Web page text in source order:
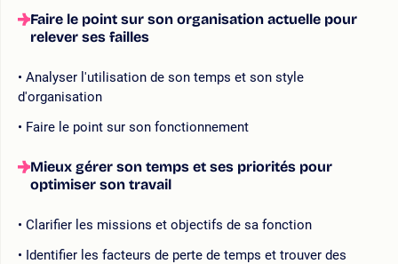
Faire le point sur son organisation actuelle pour
relever ses failles
Analyser l'utilisation de son temps et son style
d'organisation
Faire le point sur son fonctionnement
Mieux gérer son temps et ses priorités pour
optimiser son travail
Clarifier les missions et objectifs de sa fonction
Identifier les facteurs de perte de temps et trouver des